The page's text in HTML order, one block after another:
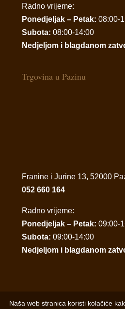
Radno vrijeme:
Ponedjeljak – Petak: 08:00-
Subota: 08:00-14:00
Nedjeljom i blagdanom
Trgovina u Pazinu
Franine i Jurine 13, 52000
052 660 164
Radno vrijeme:
Ponedjeljak – Petak: 09:00-
Subota: 09:00-14:00
Nedjeljom i blagdanom
Naša web stranica koristi kolačiće